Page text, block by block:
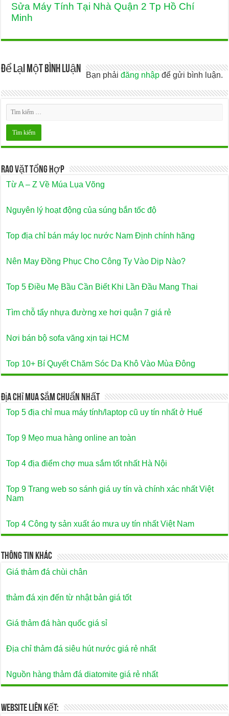
Sửa Máy Tính Tại Nhà Quận 2 Tp Hồ Chí
Minh
Để lại một bình luận Bạn phảiđăng nhập để gửi bình luận.
Rao Vặt Tổng Hợp
Từ A – Z Về Múa Lụa Võng
Nguyên lý hoạt động của súng bắn tốc độ
Top địa chỉ bán máy lọc nước Nam Định chính hãng
Nên May Đồng Phục Cho Công Ty Vào Dịp Nào?
Top 5 Điều Mẹ Bầu Cần Biết Khi Lần Đầu Mang Thai
Tìm chỗ tẩy nhựa đường xe hơi quận 7 giá rẻ
Nơi bán bộ sofa văng xịn tại HCM
Top 10+ Bí Quyết Chăm Sóc Da Khô Vào Mùa Đông
Địa Chỉ Mua Sắm Chuẩn Nhất
Top 5 địa chỉ mua máy tính/laptop cũ uy tín nhất ở Huế
Top 9 Mẹo mua hàng online an toàn
Top 4 địa điểm chợ mua sắm tốt nhất Hà Nội
Top 9 Trang web so sánh giá uy tín và chính xác nhất Việt
Nam
Top 4 Công ty sản xuất áo mưa uy tín nhất Việt Nam
Thông Tin Khác
Giá thảm đá chùi chân
thảm đá xịn đến từ nhật bản giá tốt
Giá thảm đá hàn quốc giá sỉ
Địa chỉ thảm đá siêu hút nước giá rẻ nhất
Nguồn hàng thảm đá diatomite giá rẻ nhất
Website Liên Kết: